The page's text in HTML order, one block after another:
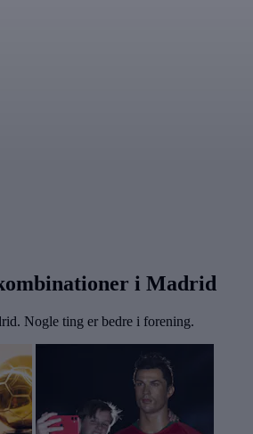
i Madrid
Nogle ting er bedre i forening.